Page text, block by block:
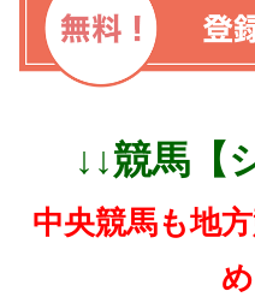
↓↓競馬【
中央競馬も地